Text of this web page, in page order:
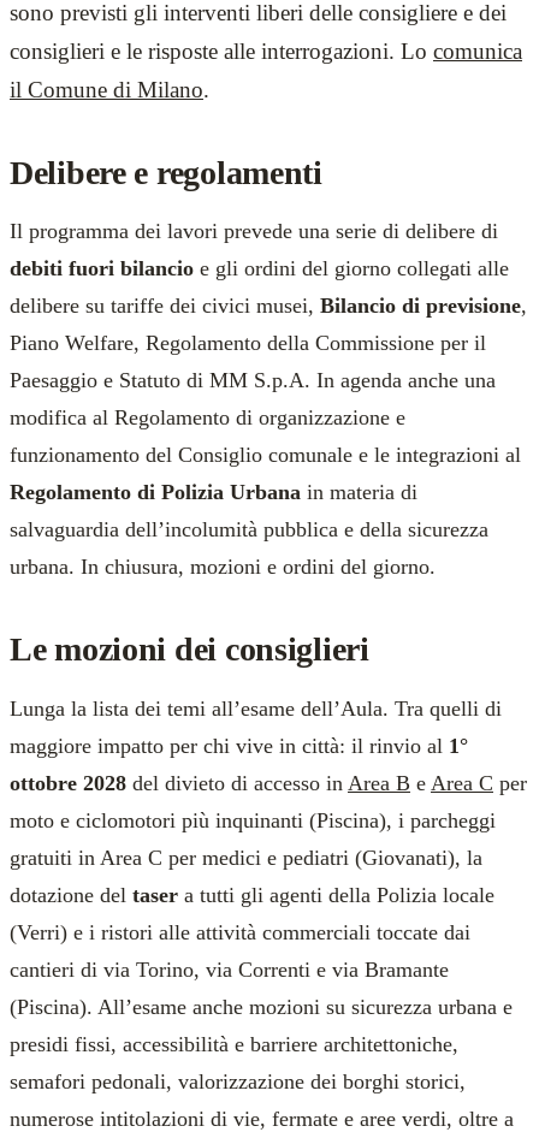
sono previsti gli interventi liberi delle consigliere e dei
consiglieri e le risposte alle interrogazioni. Lo comunica
il Comune di Milano.
Delibere e regolamenti
Il programma dei lavori prevede una serie di delibere di
debiti fuori bilancio e gli ordini del giorno collegati alle
delibere su tariffe dei civici musei, Bilancio di previsione,
Piano Welfare, Regolamento della Commissione per il
Paesaggio e Statuto di MM S.p.A. In agenda anche una
modifica al Regolamento di organizzazione e
funzionamento del Consiglio comunale e le integrazioni al
Regolamento di Polizia Urbana in materia di
salvaguardia dell’incolumità pubblica e della sicurezza
urbana. In chiusura, mozioni e ordini del giorno.
Le mozioni dei consiglieri
Lunga la lista dei temi all’esame dell’Aula. Tra quelli di
maggiore impatto per chi vive in città: il rinvio al 1°
ottobre 2028 del divieto di accesso in Area B e Area C per
moto e ciclomotori più inquinanti (Piscina), i parcheggi
gratuiti in Area C per medici e pediatri (Giovanati), la
dotazione del taser a tutti gli agenti della Polizia locale
(Verri) e i ristori alle attività commerciali toccate dai
cantieri di via Torino, via Correnti e via Bramante
(Piscina). All’esame anche mozioni su sicurezza urbana e
presidi fissi, accessibilità e barriere architettoniche,
semafori pedonali, valorizzazione dei borghi storici,
numerose intitolazioni di vie, fermate e aree verdi, oltre a